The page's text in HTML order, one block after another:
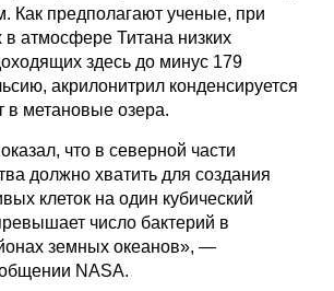
предполагают ученые, при
атмосфере Титана низких
здесь до минус 179
акрилонитрил конденсируется
в метановые озера.
что в северной части
должно хватить для создания
клеток на один кубический
число бактерий в
земных океанов», —
NASA.